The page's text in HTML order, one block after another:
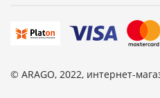
© ARAGO, 2022, интернет-